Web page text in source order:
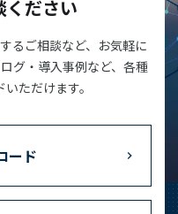
ください
るご相談など、お気軽に
グ・導入事例など、各種
ただけます。
ード